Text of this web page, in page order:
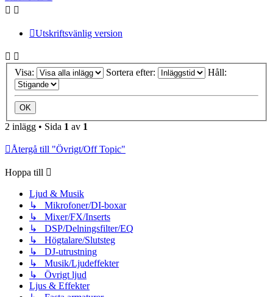
Utskriftsvänlig version
Visa: Sortera efter: Håll:
2 inlägg • Sida 1 av 1
Återgå till "Övrigt/Off Topic"
Hoppa till
Ljud & Musik
↳ Mikrofoner/DI-boxar
↳ Mixer/FX/Inserts
↳ DSP/Delningsfilter/EQ
↳ Högtalare/Slutsteg
↳ DJ-utrustning
↳ Musik/Ljudeffekter
↳ Övrigt ljud
Ljus & Effekter